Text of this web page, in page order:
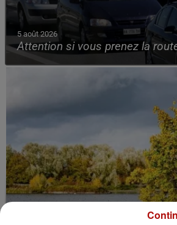
5 août 2026
Attention si vous prenez la